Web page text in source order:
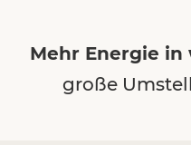
Mehr Energie in
große